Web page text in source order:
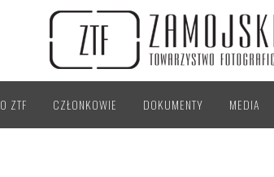
O ZTF CZŁONKOWIE DOKUMENTY MEDIA